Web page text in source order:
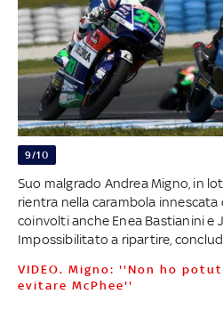
9/10
Suo malgrado Andrea Migno, in
rientra nella carambola innescata
coinvolti anche Enea Bastianini e
Impossibilitato a ripartire,
VIDEO. Migno: ''Non ho potuto fare niente per
evitare McPhee''